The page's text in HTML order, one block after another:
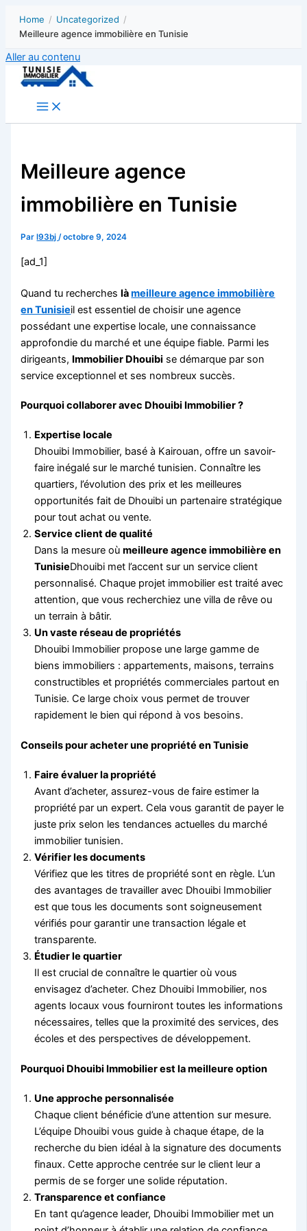
Home / Uncategorized /
Meilleure agence immobilière en Tunisie
Aller au contenu
Meilleure agence
immobilière en Tunisie
Par l93bj/octobre 9, 2024
[ad_1]
Quand tu rechercheslàmeilleure agence immobilière
en Tunisieil est essentiel de choisir une agence
possédant une expertise locale, une connaissance
approfondie du marché et une équipe fiable. Parmi les
dirigeants, Immobilier Dhouibi se démarque par son
service exceptionnel et ses nombreux succès.
Pourquoi collaborer avec Dhouibi Immobilier ?
Expertise locale
Dhouibi Immobilier, basé à Kairouan, offre un savoir-
faire inégalé sur le marché tunisien. Connaître les
quartiers, l’évolution des prix et les meilleures
opportunités fait de Dhouibi un partenaire stratégique
pour tout achat ou vente.
Service client de qualité
Dans la mesure oùmeilleure agence immobilière en
TunisieDhouibi met l’accent sur un service client
personnalisé. Chaque projet immobilier est traité avec
attention, que vous recherchiez une villa de rêve ou
un terrain à bâtir.
Un vaste réseau de propriétés
Dhouibi Immobilier propose une large gamme de
biens immobiliers : appartements, maisons, terrains
constructibles et propriétés commerciales partout en
Tunisie. Ce large choix vous permet de trouver
rapidement le bien qui répond à vos besoins.
Conseils pour acheter une propriété en Tunisie
Faire évaluer la propriété
Avant d’acheter, assurez-vous de faire estimer la
propriété par un expert. Cela vous garantit de payer le
juste prix selon les tendances actuelles du marché
immobilier tunisien.
Vérifier les documents
Vérifiez que les titres de propriété sont en règle. L’un
des avantages de travailler avec Dhouibi Immobilier
est que tous les documents sont soigneusement
vérifiés pour garantir une transaction légale et
transparente.
Étudier le quartier
Il est crucial de connaître le quartier où vous
envisagez d’acheter. Chez Dhouibi Immobilier, nos
agents locaux vous fourniront toutes les informations
nécessaires, telles que la proximité des services, des
écoles et des perspectives de développement.
Pourquoi Dhouibi Immobilier est la meilleure option
Une approche personnalisée
Chaque client bénéficie d’une attention sur mesure.
L’équipe Dhouibi vous guide à chaque étape, de la
recherche du bien idéal à la signature des documents
finaux. Cette approche centrée sur le client leur a
permis de se forger une solide réputation.
Transparence et confiance
En tant qu’agence leader, Dhouibi Immobilier met un